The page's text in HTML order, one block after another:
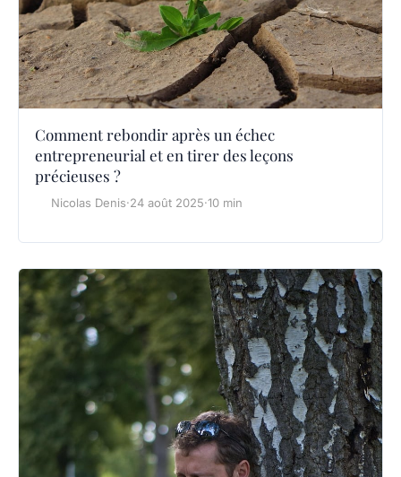
Comment rebondir après un échec
entrepreneurial et en tirer des leçons
précieuses ?
Nicolas Denis·24 août 2025·10 min